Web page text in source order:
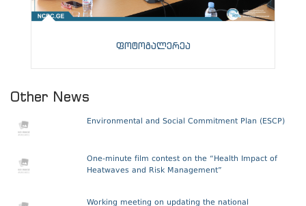
ფოტოგალერეა
Other News
Environmental and Social Commitment Plan (ESCP)
One-minute film contest on the “Health Impact of
Heatwaves and Risk Management”
Working meeting on updating the national